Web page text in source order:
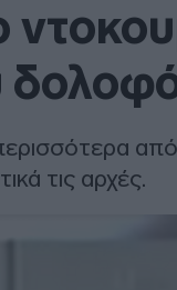
τις αρχές.